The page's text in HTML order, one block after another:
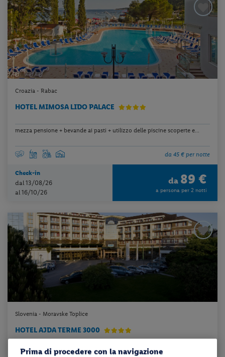
Croazia - Rabac
HOTEL MIMOSA LIDO PALACE
mezza pensione + bevande ai pasti + utilizzo delle piscine scoperte e...
da 45 € per notte
Check-in
dal 13/08/26
al 16/10/26
da 89 €
a persona per 2 notti
Slovenia - Moravske Toplice
HOTEL AJDA TERME 3000
mezza pensione + utilizzo della piscina scoperta termale + utilizzo d...
Prima di procedere con la navigazione